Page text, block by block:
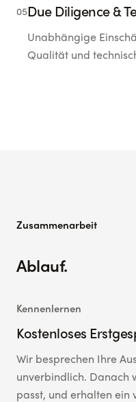
05Due Diligence &
Unabhängige
Qualität und
Zusammenarbeit
Ablauf.
Kennenlernen
Kostenloses
Wir besprechen Ihre
unverbindlich. Danach
passt, und erhalten ein